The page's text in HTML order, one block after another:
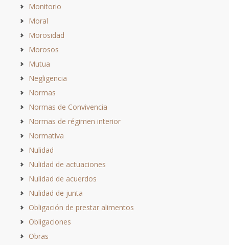
Monitorio
Moral
Morosidad
Morosos
Mutua
Negligencia
Normas
Normas de Convivencia
Normas de régimen interior
Normativa
Nulidad
Nulidad de actuaciones
Nulidad de acuerdos
Nulidad de junta
Obligación de prestar alimentos
Obligaciones
Obras